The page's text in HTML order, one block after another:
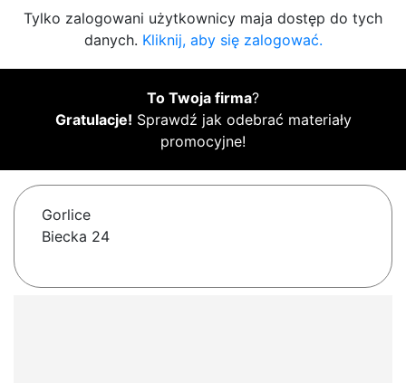
Tylko zalogowani użytkownicy maja dostęp do tych
danych. Kliknij, aby się zalogować.
To Twoja firma?
Gratulacje! Sprawdź jak odebrać materiały
promocyjne!
Gorlice
Biecka 24